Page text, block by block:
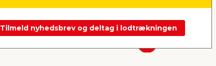
Se mere
Næste
Tilmeld nyhedsbrev og deltag i lodtrækningen